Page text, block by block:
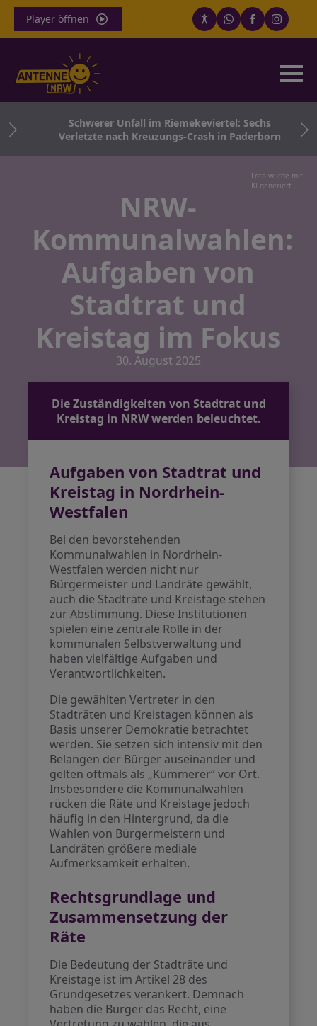
Player öffnen
Schwerer Unfall im Riemekeviertel: Sechs
Verletzte nach Kreuzungs-Crash in Paderborn
Foto wurde mit
KI generiert
NRW-
Kommunalwahlen:
Aufgaben von
Stadtrat und
Kreistag im Fokus
30. August 2025
Die Zuständigkeiten von Stadtrat und
Kreistag in NRW werden beleuchtet.
Aufgaben von Stadtrat und
Kreistag in Nordrhein-
Westfalen
Bei den bevorstehenden
Kommunalwahlen in Nordrhein-
Westfalen werden nicht nur
Bürgermeister und Landräte gewählt,
auch die Stadträte und Kreistage stehen
zur Abstimmung. Diese Institutionen
spielen eine zentrale Rolle in der
kommunalen Selbstverwaltung und
haben vielfältige Aufgaben und
Verantwortlichkeiten.
Die gewählten Vertreter in den
Stadträten und Kreistagen können als
Basis unserer Demokratie betrachtet
werden. Sie setzen sich intensiv mit den
Belangen der Bürger auseinander und
gelten oftmals als „Kümmerer“ vor Ort.
Insbesondere die Kommunalwahlen
rücken die Räte und Kreistage jedoch
häufig in den Hintergrund, da die
Wahlen von Bürgermeistern und
Landräten größere mediale
Aufmerksamkeit erhalten.
Rechtsgrundlage und
Zusammensetzung der
Räte
Die Bedeutung der Stadträte und
Kreistage ist im Artikel 28 des
Grundgesetzes verankert. Demnach
haben die Bürger das Recht, eine